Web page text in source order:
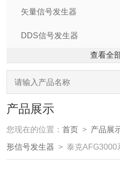
矢量信号发生器
DDS信号发生器
查看全
产品展示
您现在的位置：首页 > 产品展
形信号发生器 > 泰克AFG3000